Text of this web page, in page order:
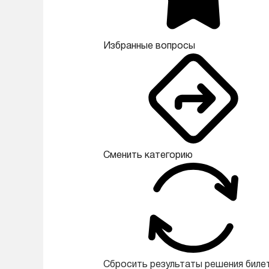
Избранные вопросы
Сменить категорию
Сбросить результаты решения